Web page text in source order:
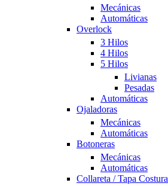
Mecánicas
Automáticas
Overlock
3 Hilos
4 Hilos
5 Hilos
Livianas
Pesadas
Automáticas
Ojaladoras
Mecánicas
Automáticas
Botoneras
Mecánicas
Automáticas
Collareta / Tapa Costura